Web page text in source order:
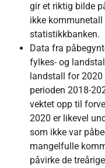
gir et riktig bilde
ikke
statistikkbanken.
Data fra
fylkes- og
landstall for
perioden 2018-
vektet opp til
2020 er likevel
som ikke var
mangelfulle
påvirke de